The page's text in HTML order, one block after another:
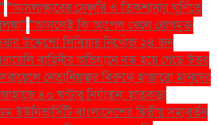
"আসলাঙ্কারের সেঞ্চুরি ও তিকশানার ঘূর্ণিতে
"আসলেই কি আপেল খেলে রোগমুক্ত
উদ্দেশ্যে লিবিয়ায় নিখোঁজ ২৪ জন
বাহিনীর অভিযানে বন্ধ হয়ে গেছে উত্তর
নেতানিয়াহুর বিরুদ্ধে হাজারো মানুষের
৪০ ঘণ্টার নির্যাতন: হাতকড়া
বাংলাদেশের দ্বিতীয় সমাবর্তন